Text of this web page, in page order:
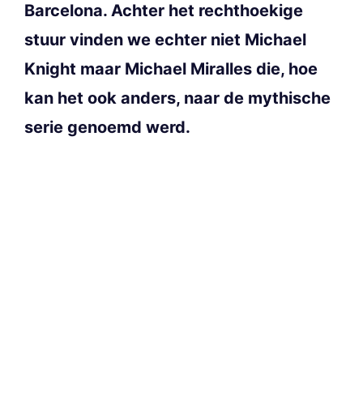
Barcelona. Achter het rechthoekige
stuur vinden we echter niet Michael
Knight maar Michael Miralles die, hoe
kan het ook anders, naar de mythische
serie genoemd werd.